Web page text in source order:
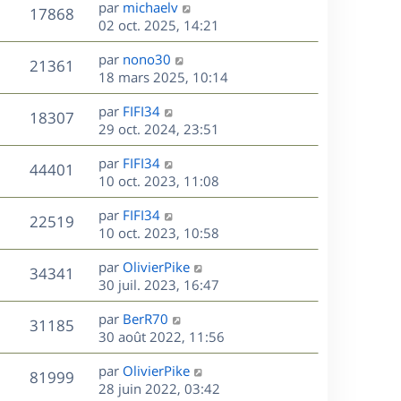
e
n
i
e
r
m
e
s
s
a
g
e
17868V
u
s
D
e
r
n
i
e
r
m
e
s
s
a
g
e
par michaelv
02 oct. 2025, 14:21
21361
u
D
e
r
n
i
e
r
m
e
s
s
a
g
e
par nono30
18 mars 2025, 10:14
18307V
u
s
D
e
r
n
i
e
r
m
e
s
s
a
g
e
par FIFI34
29 oct. 2024, 23:51
44401
u
D
e
r
n
i
e
r
m
e
s
s
a
g
e
par FIFI34
10 oct. 2023, 11:08
22519V
u
D
e
r
n
i
e
r
m
e
s
s
par FIFI34
10 oct. 2023, 10:58
34341
u
s
D
e
r
n
i
e
r
m
par OlivierPike
30 juil. 2023, 16:47
31185V
u
D
e
r
n
i
par BerR70
30 août 2022, 11:56
81999V
D
e
par OlivierPike
28 juin 2022, 03:42